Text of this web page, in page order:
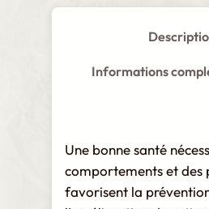
S
Informations
Une bonne santé
comportements et des
favorisent la